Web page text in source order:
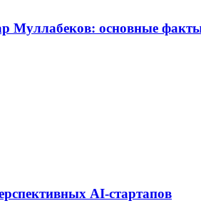
Муллабеков: основные
AI-стартапов